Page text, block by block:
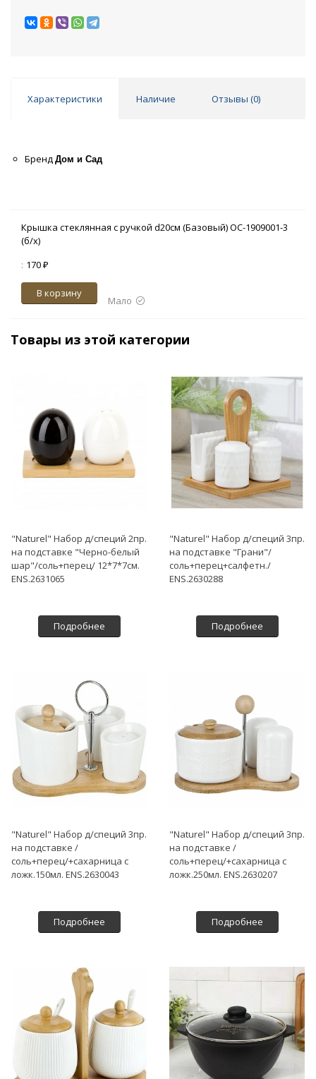
Характеристики Наличие Отзывы (0)
Бренд Дом и Сад
Крышка стеклянная с ручкой d20см (Базовый) OC-1909001-3
(б/х)
: 170 ₽
В корзину
Мало
Товары из этой категории
"Naturel" Набор д/специй 2пр.
на подставке "Черно-белый
шар"/соль+перец/ 12*7*7см.
ENS.2631065
Подробнее
"Naturel" Набор д/специй 3пр.
на подставке "Грани"/
соль+перец+салфетн./
ENS.2630288
Подробнее
"Naturel" Набор д/специй 3пр.
на подставке /
соль+перец/+сахарница с
ложк.150мл. ENS.2630043
Подробнее
"Naturel" Набор д/специй 3пр.
на подставке /
соль+перец/+сахарница с
ложк.250мл. ENS.2630207
Подробнее